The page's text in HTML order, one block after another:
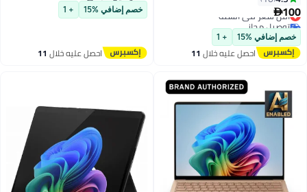
100أقل سعر في السنة
توصيل مجاني
أقل سعر في السنة
خصم إضافي %15 + 1
احصل عليه خلال 11
توصيل مجاني
خصم إضافي %15 + 1
احصل عليه خلال 11